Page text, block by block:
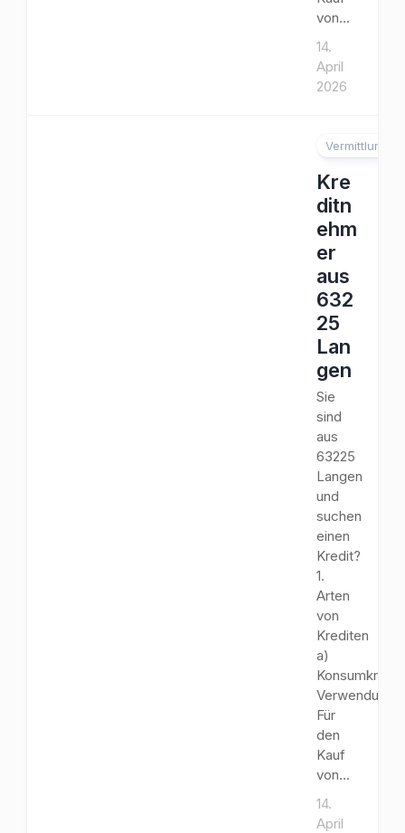
von...
14.
April
2026
Vermittlung
Kre
ditn
ehm
er
aus
632
25
Lan
gen
Sie
sind
aus
63225
Langen
und
suchen
einen
Kredit?
1.
Arten
von
Krediten
a)
Für
den
Kauf
von...
14.
April